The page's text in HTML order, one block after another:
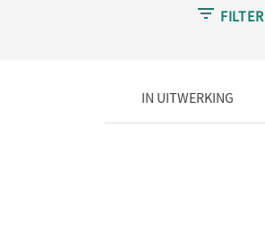
FILTER
IN UITWERKING